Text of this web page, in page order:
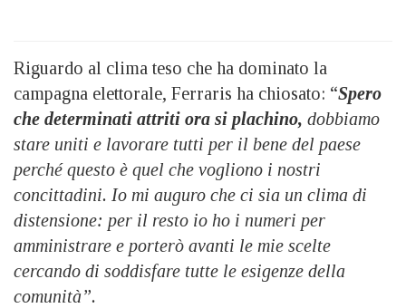
Riguardo al clima teso che ha dominato la
campagna elettorale, Ferraris ha chiosato: “Spero
che determinati attriti ora si plachino, dobbiamo
stare uniti e lavorare tutti per il bene del paese
perché questo è quel che vogliono i nostri
concittadini. Io mi auguro che ci sia un clima di
distensione: per il resto io ho i numeri per
amministrare e porterò avanti le mie scelte
cercando di soddisfare tutte le esigenze della
comunità”.